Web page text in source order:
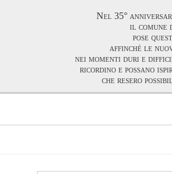
Nel 35°
il comune
pose
affinché le
nei momenti duri e
ricordino e possano
che resero